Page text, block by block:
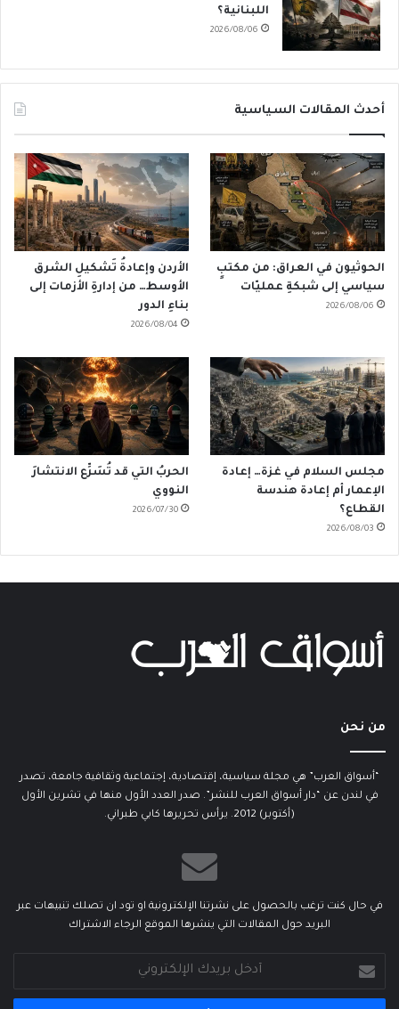
اللبنانية؟
2026/08/06
أحدث المقالات السياسية
الحوثيون في العراق: من مكتبٍ
سياسي إلى شبكةِ عمليّات
2026/08/06
الأردن وإعادةُ تَشكيلِ الشرق
الأوسط… من إدارةِ الأزمات إلى
بناءِ الدور
2026/08/04
مجلس السلام في غزة… إعادة
الإعمار أم إعادة هندسة
القطاع؟
2026/08/03
الحربُ التي قد تُسَرِّع الانتشارَ
النووي
2026/07/30
من نحن
“أسواق العرب” هي مجلة سياسية، إقتصادية، إجتماعية وثقافية جامعة، تصدر
في لندن عن “دار أسواق العرب للنشر”. صدر العدد الأول منها في تشرين الأول
(أكتوبر) 2012. يرأس تحريرها كابي طبراني.
في حال كنت ترغب بالحصول على نشرتنا الإلكترونية او تود ان تصلك تنبيهات عبر
البريد حول المقالات التي ينشرها الموقع الرجاء الاشتراك
بريدك
الإلكتروني